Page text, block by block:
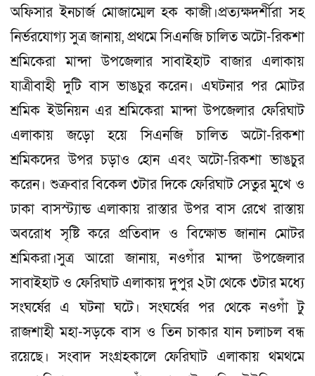
অফিসার ইনচার্জ মোজাম্মেল হক কাজী।প্রত্যক্ষদর্শীরা সহ
নির্ভরযোগ্য সুত্র জানায়, প্রথমে সিএনজি চালিত অটো-রিকশা
শ্রমিকেরা মান্দা উপজেলার সাবাইহাট বাজার এলাকায়
যাত্রীবাহী দুটি বাস ভাঙচুর করেন। এঘটনার পর মোটর
শ্রমিক ইউনিয়ন এর শ্রমিকেরা মান্দা উপজেলার ফেরিঘাট
এলাকায় জড়ো হয়ে সিএনজি চালিত অটো-রিকশা
শ্রমিকদের উপর চড়াও হোন এবং অটো-রিকশা ভাঙচুর
করেন। শুক্রবার বিকেল ৩টার দিকে ফেরিঘাট সেতুর মুখে ও
ঢাকা বাসস্ট্যান্ড এলাকায় রাস্তার উপর বাস রেখে রাস্তায়
অবরোধ সৃষ্টি করে প্রতিবাদ ও বিক্ষোভ জানান মোটর
শ্রমিকরা।সুত্র আরো জানায়, নওগাঁর মান্দা উপজেলার
সাবাইহাট ও ফেরিঘাট এলাকায় দুপুর ২টা থেকে ৩টার মধ্যে
সংঘর্ষের এ ঘটনা ঘটে। সংঘর্ষের পর থেকে নওগাঁ টু
রাজশাহী মহা-সড়কে বাস ও তিন চাকার যান চলাচল বন্ধ
রয়েছে। সংবাদ সংগ্রহকালে ফেরিঘাট এলাকায় থমথমে